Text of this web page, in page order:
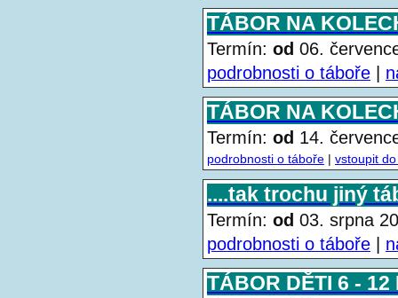
TÁBOR NA
Termín: od 06.
podrobnosti o táboře
TÁBOR NA
Termín: od 14.
podrobnosti o táboře | vstoupit
....tak trochu jiný
Termín: od 03. srpna
podrobnosti o táboře
TÁBOR DĚTI 6 - 12